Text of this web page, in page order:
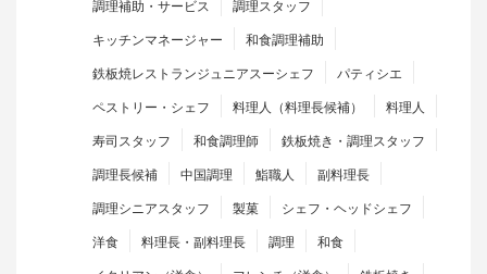
調理補助・サービス
調理スタッフ
キッチンマネージャー
和食調理補助
鉄板焼レストランジュニアスーシェフ
パティシエ
ペストリー・シェフ
料理人（料理長候補）
料理人
寿司スタッフ
和食調理師
鉄板焼き・調理スタッフ
調理長候補
中国調理 鮨職人
副料理長
調理シニアスタッフ
製菓
シェフ・ヘッドシェフ
洋食
料理長・副料理長 調理
和食